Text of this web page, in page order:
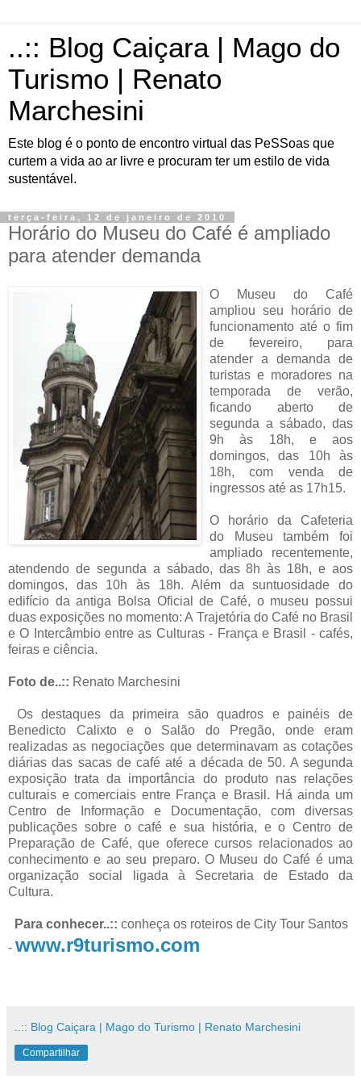
..:: Blog Caiçara | Mago do
Turismo | Renato
Marchesini
Este blog é o ponto de encontro virtual das PeSSoas que
curtem a vida ao ar livre e procuram ter um estilo de vida
sustentável.
terça-feira, 12 de janeiro de 2010
Horário do Museu do Café é ampliado
para atender demanda
O Museu do Café
ampliou seu horário de
funcionamento até o fim
de fevereiro, para
atender a demanda de
turistas e moradores na
temporada de verão,
ficando aberto de
segunda a sábado, das
9h às 18h, e aos
domingos, das 10h às
18h, com venda de
ingressos até as 17h15.
O horário da Cafeteria
do Museu também foi
ampliado recentemente,
atendendo de segunda a sábado, das 8h às 18h, e aos
domingos, das 10h às 18h. Além da suntuosidade do
edifício da antiga Bolsa Oficial de Café, o museu possui
duas exposições no momento: A Trajetória do Café no Brasil
e O Intercâmbio entre as Culturas - França e Brasil - cafés,
feiras e ciência.
Foto de..:: Renato Marchesini
Os destaques da primeira são quadros e painéis de
Benedicto Calixto e o Salão do Pregão, onde eram
realizadas as negociações que determinavam as cotações
diárias das sacas de café até a década de 50. A segunda
exposição trata da importância do produto nas relações
culturais e comerciais entre França e Brasil. Há ainda um
Centro de Informação e Documentação, com diversas
publicações sobre o café e sua história, e o Centro de
Preparação de Café, que oferece cursos relacionados ao
conhecimento e ao seu preparo. O Museu do Café é uma
organização social ligada à Secretaria de Estado da
Cultura.
Para conhecer..:: conheça os roteiros de City Tour Santos
- www.r9turismo.com
..:: Blog Caiçara | Mago do Turismo | Renato Marchesini
Compartilhar